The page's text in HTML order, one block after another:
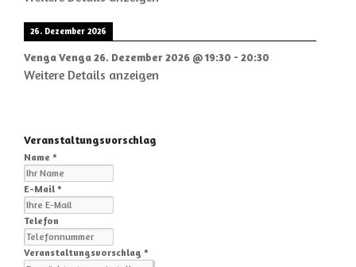
26. Dezember 2026
Venga Venga26. Dezember 2026 @19:30 - 20:30
Weitere Details anzeigen
Veranstaltungsvorschlag
Name *
E-Mail *
Telefon
Veranstaltungsvorschlag *